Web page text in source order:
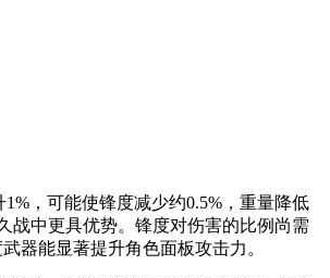
，可能使锋度减少约0.5%，重量降低
战中更具优势。锋度对伤害的比例尚需
器能显著提升角色面板攻击力。